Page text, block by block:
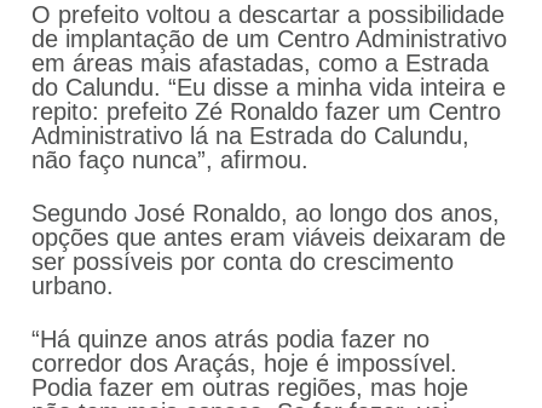
O prefeito voltou a descartar a possibilidade
de implantação de um Centro Administrativo
em áreas mais afastadas, como a Estrada
do Calundu. “Eu disse a minha vida inteira e
repito: prefeito Zé Ronaldo fazer um Centro
Administrativo lá na Estrada do Calundu,
não faço nunca”, afirmou.
Segundo José Ronaldo, ao longo dos anos,
opções que antes eram viáveis deixaram de
ser possíveis por conta do crescimento
urbano.
“Há quinze anos atrás podia fazer no
corredor dos Araçás, hoje é impossível.
Podia fazer em outras regiões, mas hoje